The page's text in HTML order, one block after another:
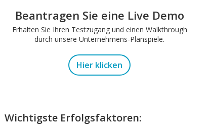
Beantragen Sie eine Live Demo
Erhalten Sie Ihren Testzugang und einen Walkthrough
durch unsere Unternehmens-Planspiele.
Hier klicken
Wichtigste Erfolgsfaktoren: